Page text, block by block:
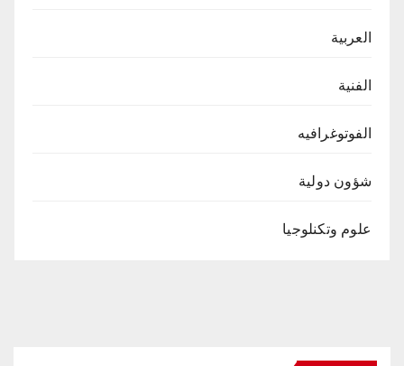
العربية
الفنية
الفوتوغرافيه
شؤون دولية
علوم وتكنلوجيا